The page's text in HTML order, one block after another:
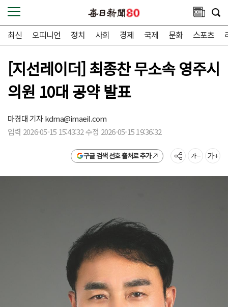
최신 오피니언 정치 사회 경제 국제 문화 스포츠
[지선레이더] 최종찬 무소속 영주시
의원 10대 공약 발표
마경대 기자kdma@imaeil.com
입력 2026-05-15 15:43:32 수정 2026-05-15 19:36:32
구글 검색 선호 출처로 추가